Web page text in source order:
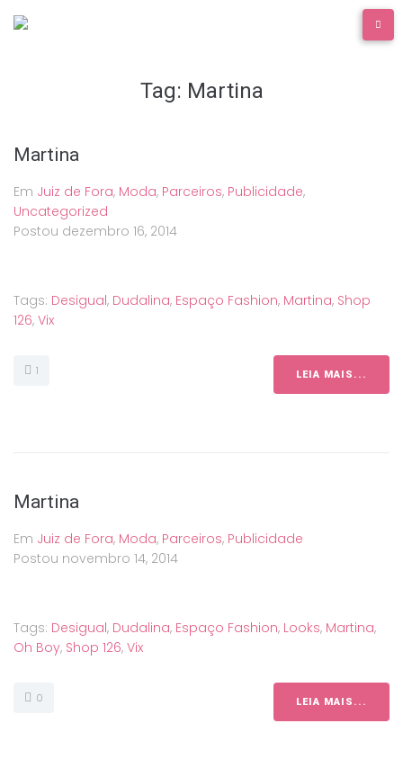
para
Tag: Martina
Martina
Em Juiz de Fora, Moda, Parceiros, Publicidade,
Uncategorized
Postou dezembro 16, 2014
Tags: Desigual, Dudalina, Espaço Fashion, Martina, Shop
126, Vix
1 LEIA MAIS...
Martina
Em Juiz de Fora, Moda, Parceiros, Publicidade
Postou novembro 14, 2014
Tags: Desigual, Dudalina, Espaço Fashion, Looks, Martina,
Oh Boy, Shop 126, Vix
0 LEIA MAIS...